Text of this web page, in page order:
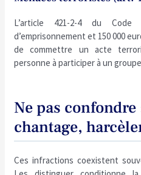
L’article 421-2-4 du
d’emprisonnement et 150 000
de commettre un acte
personne à participer à un
Ne pas
chantage,
Ces infractions coexistent